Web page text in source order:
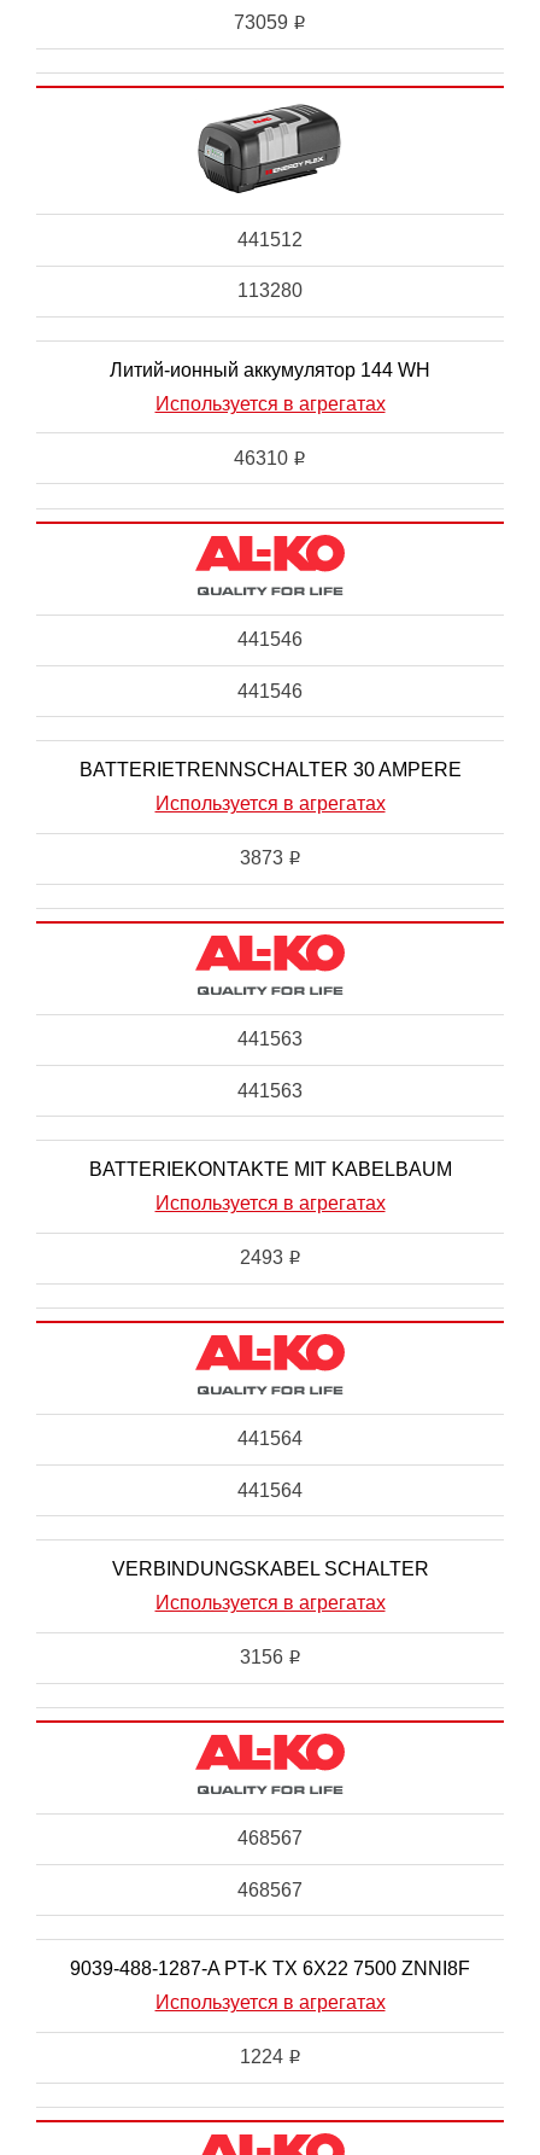
73059 i
441512
113280
Литий-ионный аккумулятор 144 WH
Используется в агрегатах
46310 i
441546
441546
BATTERIETRENNSCHALTER 30 AMPERE
Используется в агрегатах
3873 i
441563
441563
BATTERIEKONTAKTE MIT KABELBAUM
Используется в агрегатах
2493 i
441564
441564
VERBINDUNGSKABEL SCHALTER
Используется в агрегатах
3156 i
468567
468567
9039-488-1287-A PT-K TX 6X22 7500 ZNNI8F
Используется в агрегатах
1224 i